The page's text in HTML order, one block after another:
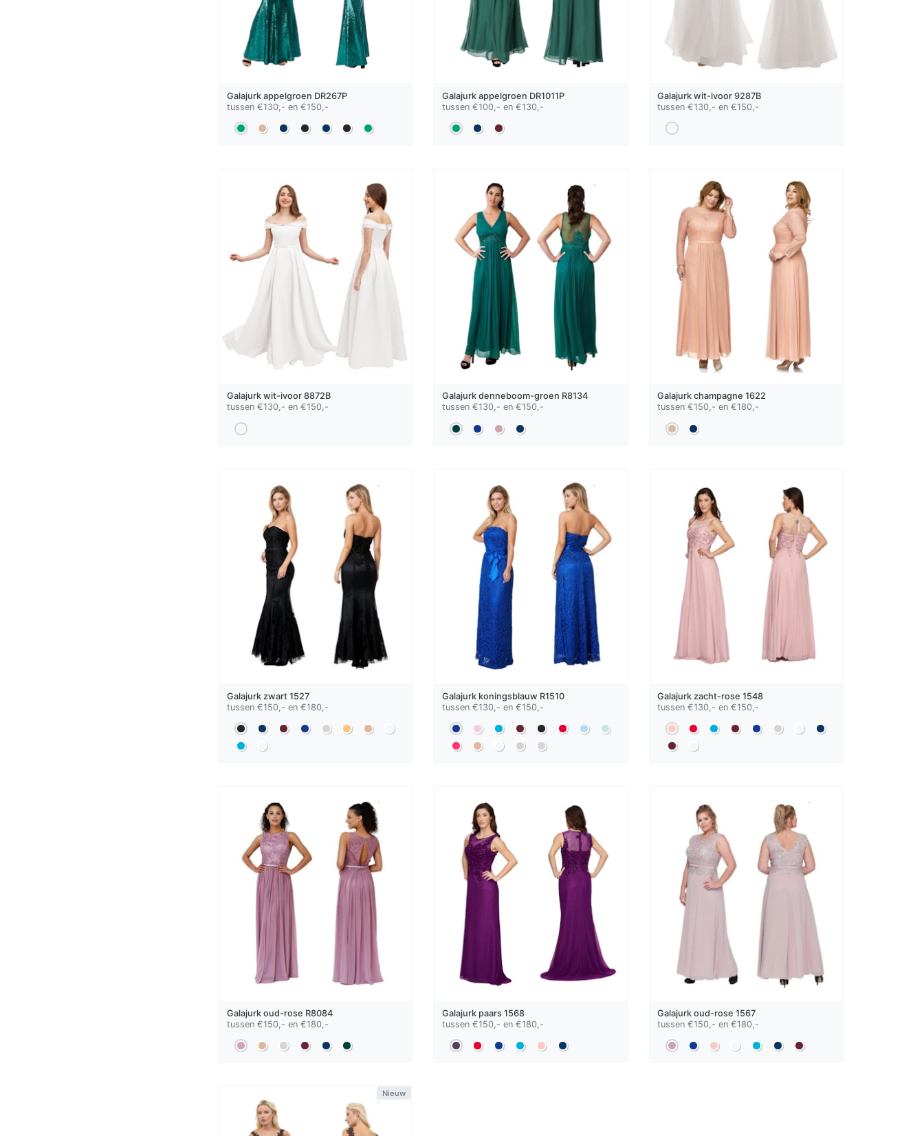
Galajurk appelgroen DR267P
tussen €130,- en €150,-
Galajurk appelgroen DR1011P
tussen €100,- en €130,-
Galajurkwit-ivoor 9287B
tussen €130,- en €150,-
Galajurk wit-ivoor8872B
tussen €130,- en €150,-
Galajurk denneboom-groen R8134
tussen €130,- en €150,-
Galajurkchampagne 1622
tussen €150,- en €180,-
Galajurk zwart1527
tussen €150,- en €180,-
Galajurk koningsblauw R1510
tussen €130,- en €150,-
Galajurk zacht-rose 1548
tussen €130,- en €150,-
Galajurk oud-rose R8084
tussen €150,- en €180,-
Galajurk paars1568
tussen €150,- en €180,-
Galajurkoud-rose 1567
tussen €150,- en €180,-
Nieuw